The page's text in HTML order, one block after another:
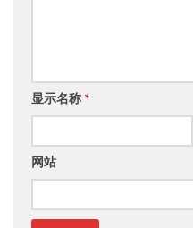
显示名称*
网站